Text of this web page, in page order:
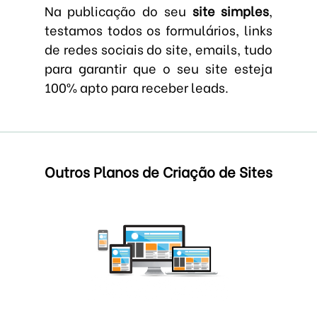
Na publicação do seu site simples,
testamos todos os formulários, links
de redes sociais do site, emails, tudo
para garantir que o seu site esteja
100% apto para receber leads.
Outros Planos de Criação de Sites